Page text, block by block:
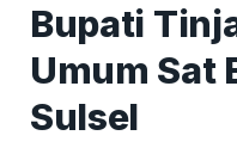
Bupati
Umum Sat
Sulsel